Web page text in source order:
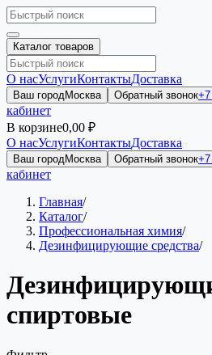
Каталог товаров
О насУслугиКонтактыДоставка
Ваш городМосква Обратный звонок+7
кабинет
В корзине0,00 ₽
О насУслугиКонтактыДоставка
Ваш городМосква Обратный звонок+7
кабинет
Главная/
Каталог/
Профессиональная химия/
Дезинфицирующие средства/
спиртовые